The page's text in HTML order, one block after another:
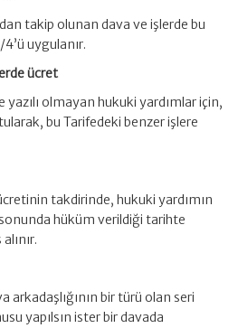
takip olunan dava ve işlerde bu
uygulanır.
ücret
yazılı olmayan hukuki yardımlar için,
bu Tarifedeki benzer işlere
takdirinde, hukuki yardımın
hüküm verildiği tarihte
arkadaşlığının bir türü olan seri
yapılsın ister bir davada